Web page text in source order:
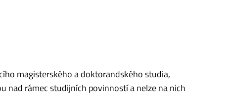
magisterského a doktorandského studia,
nad rámec studijních povinností a nelze na nich